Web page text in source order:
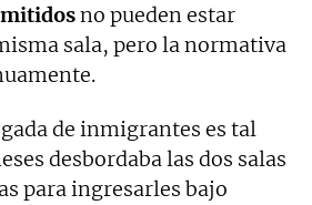
no pueden estar
sala, pero la normativa
de inmigrantes es tal
desbordaba las dos salas
para ingresarles bajo